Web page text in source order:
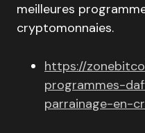
meilleures
cryptomonnaies.
https://
programmes-
parrainage-en-